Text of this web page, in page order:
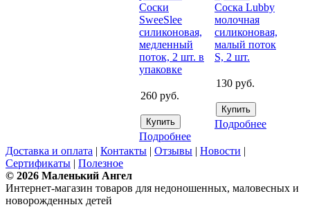
Соски
SweeSlee
силиконовая,
медленный
поток, 2 шт. в
упаковке
260 руб.
Подробнее
Соска Lubby
молочная
силиконовая,
малый поток
S, 2 шт.
130 руб.
Подробнее
Доставка и оплата | Контакты | Отзывы | Новости |
Сертификаты | Полезное
© 2026 Маленький Ангел
Интернет-магазин товаров для недоношенных, маловесных и
новорожденных детей